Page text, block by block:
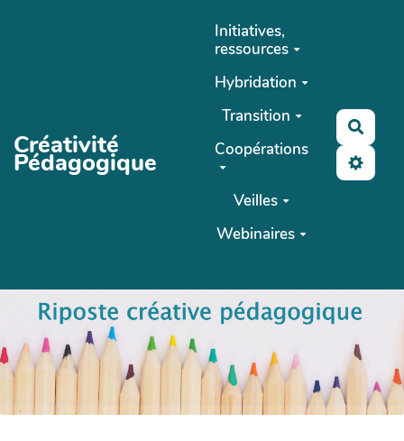
Créativité
Pédagogique
Initiatives,
ressources
Hybridation
Transition
Coopérations
Veilles
Webinaires